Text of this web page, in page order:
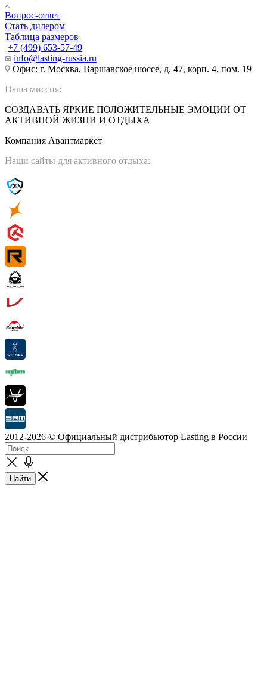
Вопрос-ответ
Стать дилером
Таблица размеров
+7 (499) 653-57-49
info@lasting-russia.ru
Офис: г. Москва, Варшавское шоссе, д. 47, корп. 4, пом. 19
Наша миссия:
СОЗДАВАТЬ ЯРКИЕ ПОЛОЖИТЕЛЬНЫЕ ЭМОЦИИ ОТ
АКТИВНОЙ ЖИЗНИ И ОТДЫХА
Компания Авантмаркет
Наши сайты для активного отдыха:
2012-2026 © Официальный дистрибьютор Lasting в России
Найти